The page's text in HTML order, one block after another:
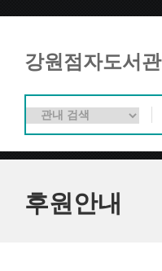
강원점자도서관
후원안내